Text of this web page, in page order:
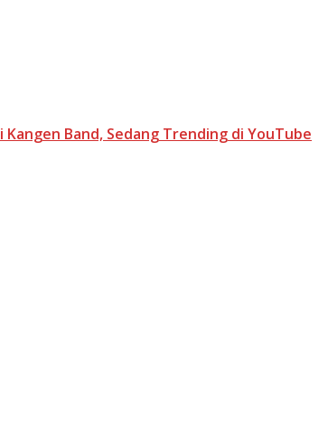
Kangen Band, Sedang Trending di YouTube